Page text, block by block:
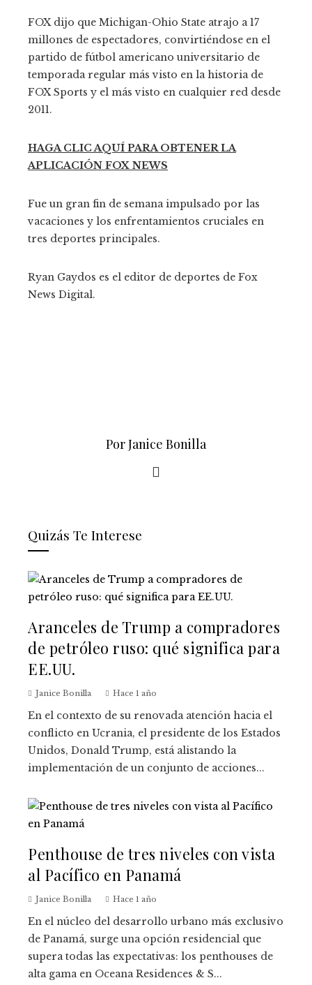
FOX dijo que Michigan-Ohio State atrajo a 17
millones de espectadores, convirtiéndose en el
partido de fútbol americano universitario de
temporada regular más visto en la historia de
FOX Sports y el más visto en cualquier red desde
2011.
HAGA CLIC AQUÍ PARA OBTENER LA
APLICACIÓN FOX NEWS
Fue un gran fin de semana impulsado por las
vacaciones y los enfrentamientos cruciales en
tres deportes principales.
Ryan Gaydos es el editor de deportes de Fox
News Digital.
Por Janice Bonilla
Quizás Te Interese
Aranceles de Trump a compradores
de petróleo ruso: qué significa para
EE.UU.
Janice Bonilla Hace 1 año
En el contexto de su renovada atención hacia el
conflicto en Ucrania, el presidente de los Estados
Unidos, Donald Trump, está alistando la
implementación de un conjunto de acciones...
Penthouse de tres niveles con vista
al Pacífico en Panamá
Janice Bonilla Hace 1 año
En el núcleo del desarrollo urbano más exclusivo
de Panamá, surge una opción residencial que
supera todas las expectativas: los penthouses de
alta gama en Oceana Residences & S...